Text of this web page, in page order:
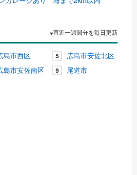
※直近一週間分を毎日更新
島市西区 5 広島市安佐北区
島市安佐南区 9 尾道市